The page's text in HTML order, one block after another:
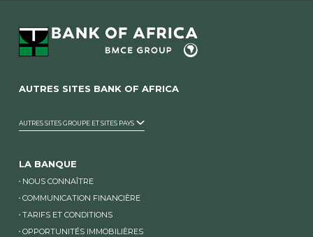
AUTRES SITES BANK OF AFRICA
AUTRES SITES GROUPE ET SITES PAYS
LA BANQUE
NOUS CONNAÎTRE
COMMUNICATION FINANCIÈRE
TARIFS ET CONDITIONS
OPPORTUNITÉS IMMOBILIÈRES